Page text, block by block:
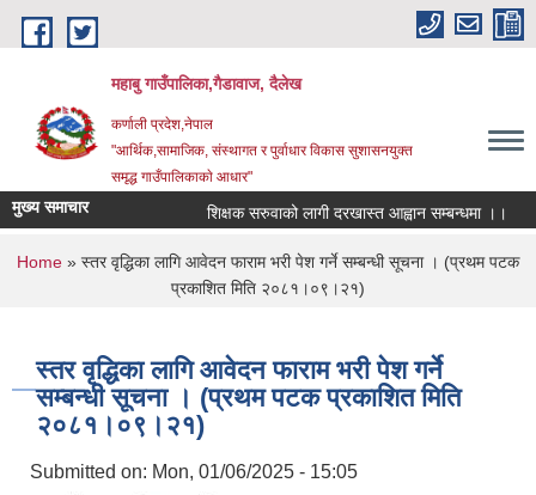
Skip to main content
महाबु गाउँपालिका,गैडावाज, दैलेख
कर्णाली प्रदेश,नेपाल
"आर्थिक,सामाजिक, संस्थागत र पुर्वाधार विकास सुशासनयुक्त
समृद्ध गाउँपालिकाकाे आधार"
मुख्य समाचार शिक्षक सरुवाको लागी दरखास्त आह्वान सम्बन्धमा ।।
You are here
Home » स्तर वृद्धिका लागि आवेदन फाराम भरी पेश गर्ने सम्बन्धी सूचना । (प्रथम पटक
प्रकाशित मिति २०८१।०९।२१)
स्तर वृद्धिका लागि आवेदन फाराम भरी पेश गर्ने
सम्बन्धी सूचना । (प्रथम पटक प्रकाशित मिति
२०८१।०९।२१)
Submitted on: Mon, 01/06/2025 - 15:05